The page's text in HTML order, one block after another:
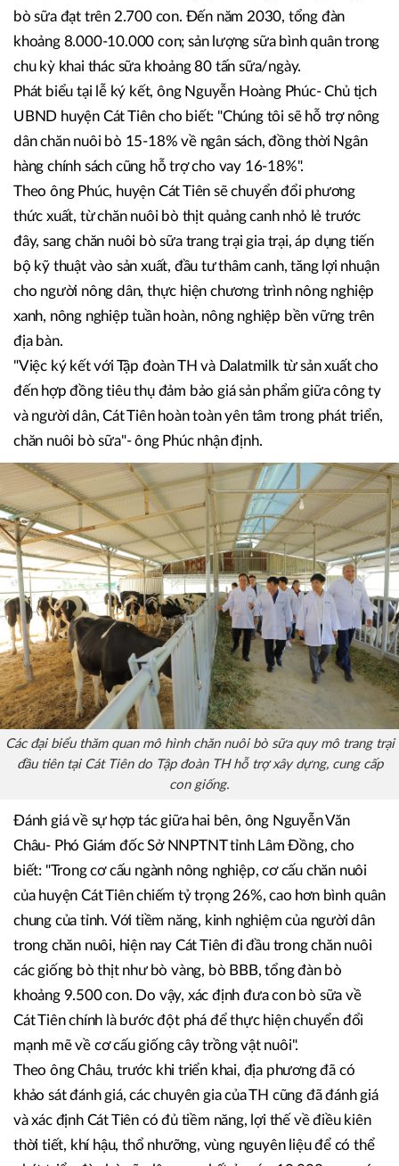
Lạt, UBND huyện Cát Tiên đã xây dựng, ban hành Quyết
định số 529/QĐ-UBND ngày 19/5/2022 về Đề án phát
triển chăn nuôi Bò sữa trên địa bàn huyện Cát Tiên giai
đoạn 2022-2025 và định hướng đến năm 2030, đặt mục
tiêu đến năm 2025. Theo đó, định hướng sẽ nâng tổng đàn
bò sữa đạt trên 2.700 con. Đến năm 2030, tổng đàn
khoảng 8.000-10.000 con; sản lượng sữa bình quân trong
chu kỳ khai thác sữa khoảng 80 tấn sữa/ngày.
Phát biểu tại lễ ký kết, ông Nguyễn Hoàng Phúc- Chủ tịch
UBND huyện Cát Tiên cho biết: "Chúng tôi sẽ hỗ trợ nông
dân chăn nuôi bò 15-18% về ngân sách, đồng thời Ngân
hàng chính sách cũng hỗ trợ cho vay 16-18%".
Theo ông Phúc, huyện Cát Tiên sẽ chuyển đổi phương
thức xuất, từ chăn nuôi bò thịt quảng canh nhỏ lẻ trước
đây, sang chăn nuôi bò sữa trang trại gia trại, áp dụng tiến
bộ kỹ thuật vào sản xuất, đầu tư thâm canh, tăng lợi nhuận
cho người nông dân, thực hiện chương trình nông nghiệp
xanh, nông nghiệp tuần hoàn, nông nghiệp bền vững trên
địa bàn.
"Việc ký kết với Tập đoàn TH và Dalatmilk từ sản xuất cho
đến hợp đồng tiêu thụ đảm bảo giá sản phẩm giữa công ty
và người dân, Cát Tiên hoàn toàn yên tâm trong phát triển,
chăn nuôi bò sữa"- ông Phúc nhận định.
Các đại biểu thăm quan mô hình chăn nuôi bò sữa quy mô trang trại
đầu tiên tại Cát Tiên do Tập đoàn TH hỗ trợ xây dựng, cung cấp
con giống.
Đánh giá về sự hợp tác giữa hai bên, ông Nguyễn Văn
Châu- Phó Giám đốc Sở NNPTNT tỉnh Lâm Đồng, cho
biết: "Trong cơ cấu ngành nông nghiệp, cơ cấu chăn nuôi
của huyện Cát Tiên chiếm tỷ trọng 26%, cao hơn bình quân
chung của tỉnh. Với tiềm năng, kinh nghiệm của người dân
trong chăn nuôi, hiện nay Cát Tiên đi đầu trong chăn nuôi
các giống bò thịt như bò vàng, bò BBB, tổng đàn bò
khoảng 9.500 con. Do vậy, xác định đưa con bò sữa về
Cát Tiên chính là bước đột phá để thực hiện chuyển đổi